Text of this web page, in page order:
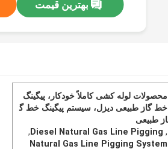
بهترین قیمت
محصولات لوله کشی کاملاً خودکار، پیگینگ
خط گاز طبیعی دیزل، سیستم پیگینگ خط گ
از طبیعی
,
Diesel Natural Gas Line Pigging
,
Natural Gas Line Pigging System